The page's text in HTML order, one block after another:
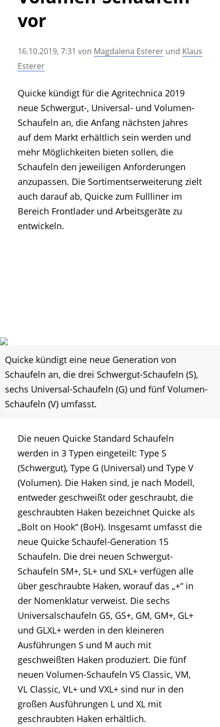
• Messen und Veranstaltungen
• Agritechnica Neuheiten Archiv
• Artikel nach Hersteller/Marke
vor
16.10.2019, 7:31 von Magdalena Esterer und Klaus
Esterer
Quicke kündigt für die Agritechnica 2019
neue Schwergut-, Universal- und Volumen-
Schaufeln an, die Anfang nächsten Jahres
auf dem Markt erhältlich sein werden und
mehr Möglichkeiten bieten sollen, die
Schaufeln den jeweiligen Anforderungen
anzupassen. Die Sortimentserweiterung zielt
auch darauf ab, Quicke zum Fullliner im
Bereich Frontlader und Arbeitsgeräte zu
entwickeln.
Quicke kündigt eine neue Generation von
Schaufeln an, die drei Schwergut-Schaufeln (S),
sechs Universal-Schaufeln (G) und fünf Volumen-
Schaufeln (V) umfasst.
Die neuen Quicke Standard Schaufeln
werden in 3 Typen eingeteilt: Type S
(Schwergut), Type G (Universal) und Type V
(Volumen). Die Haken sind, je nach Modell,
entweder geschweißt oder geschraubt, die
geschraubten Haken bezeichnet Quicke als
„Bolt on Hook“ (BoH). Insgesamt umfasst die
neue Quicke Schaufel-Generation 15
Schaufeln. Die drei neuen Schwergut-
Schaufeln SM+, SL+ und SXL+ verfügen alle
über geschraubte Haken, worauf das „+“ in
der Nomenklatur verweist. Die sechs
Universalschaufeln GS, GS+, GM, GM+, GL+
und GLXL+ werden in den kleineren
Ausführungen S und M auch mit
geschweißten Haken produziert. Die fünf
neuen Volumen-Schaufeln VS Classic, VM,
VL Classic, VL+ und VXL+ sind nur in den
großen Ausführungen L und XL mit
geschraubten Haken erhältlich.